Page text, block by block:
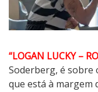
“LOGAN LUCKY –
Soderberg, é sobre
que está à margem